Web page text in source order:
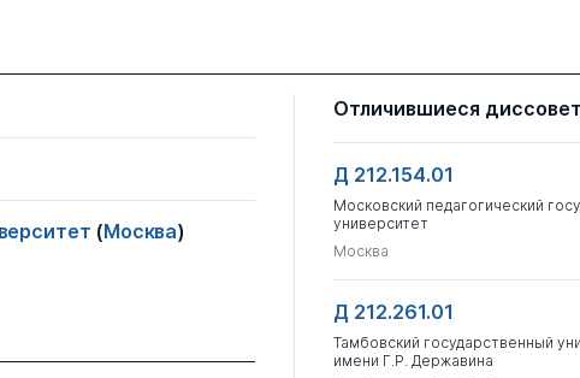
(Москва)
Отличившиеся
Д 212.154.01
Московский педагогический
университет
Москва
Д 212.261.01
Тамбовский государственный
имени Г.Р. Державина